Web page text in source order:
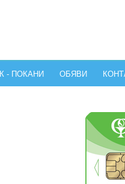
- ПОКАНИ ОБЯВИ